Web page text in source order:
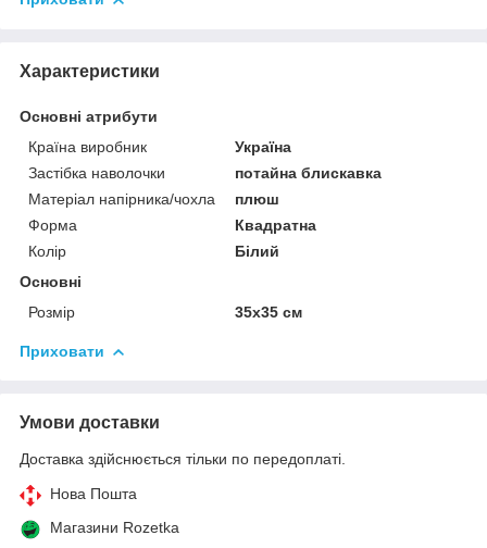
Характеристики
Основні атрибути
Країна виробник
Україна
Застібка наволочки
потайна блискавка
Матеріал напірника/чохла
плюш
Форма
Квадратна
Колір
Білий
Основні
Розмір
35x35 см
Приховати
Умови доставки
Доставка здійснюється тільки по передоплаті.
Нова Пошта
Магазини Rozetka